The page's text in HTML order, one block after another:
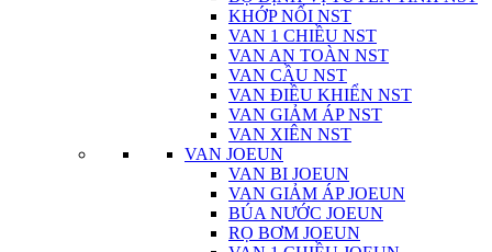
KHỚP NỐI NST
VAN 1 CHIỀU NST
VAN AN TOÀN NST
VAN CẦU NST
VAN ĐIỀU KHIỂN NST
VAN GIẢM ÁP NST
VAN XIÊN NST
VAN JOEUN
VAN BI JOEUN
VAN GIẢM ÁP JOEUN
BÚA NƯỚC JOEUN
RỌ BƠM JOEUN